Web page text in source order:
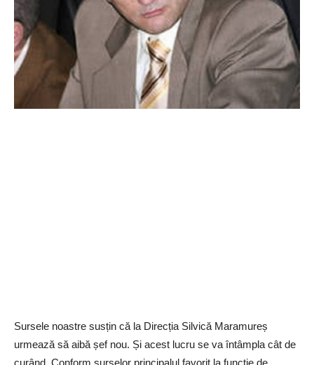
Sursele noastre susțin că la Direcția Silvică Maramureș
urmează să aibă șef nou. Și acest lucru se va întâmpla cât de
curând. Conform surselor principalul favorit la funcție de